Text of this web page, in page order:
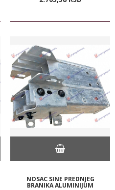
NOSAC SINE PREDNJEG
BRANIKA ALUMINIJUM